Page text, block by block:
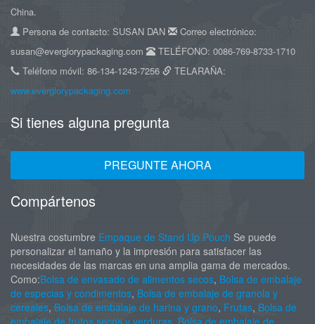
China.
Persona de contacto: SUSAN DAN
Correo electrónico:
susan@everglorypackaging.com
TELÉFONO: 0086-769-8733-1710
Teléfono móvil: 86-134-1243-7256
TELARAÑA:
www.everglorypackaging.com
Si tienes alguna pregunta
PREGUNTE AHORA
Compártenos
Nuestra costumbre Empaque de Stand Up Pouch Se puede
personalizar el tamaño y la impresión para satisfacer las
necesidades de las marcas en una amplia gama de mercados.
Como:Bolsa de envasado de alimentos secos, Bolsa de embalaje
de especias y condimentos, Bolsa de embalaje de granola y
cereales, Bolsa de embalaje de harina y grano, Frutas, Bolsa de